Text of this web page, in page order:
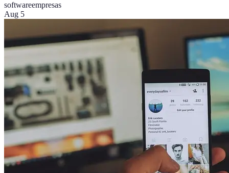
softwareempresas
Aug 5